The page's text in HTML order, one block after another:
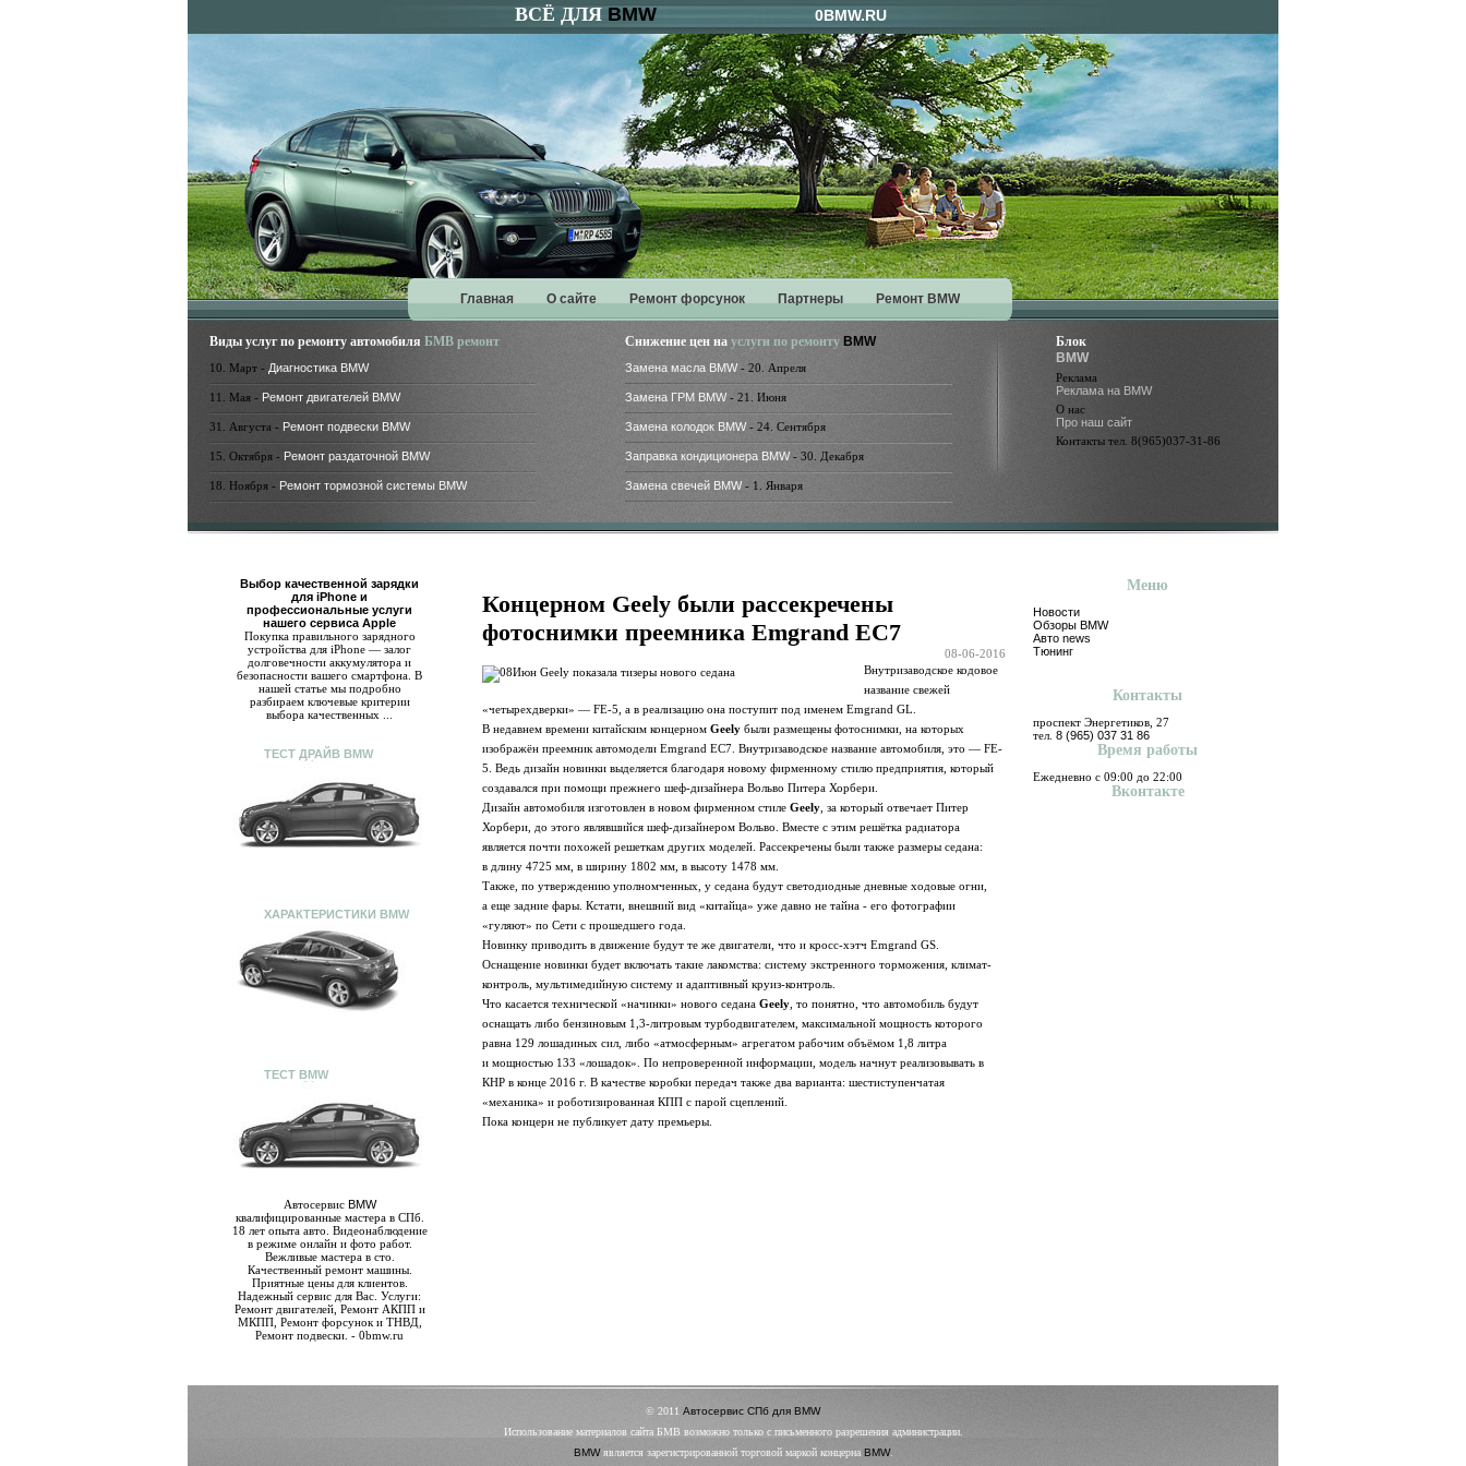
ВСЁ ДЛЯ BMW 0BMW.RU
Главная О сайте Ремонт форсунок Партнеры Ремонт BMW
Виды услуг по ремонту автомобиля БМВ ремонт
10. Март - Диагностика BMW
11. Мая - Ремонт двигателей BMW
31. Августа - Ремонт подвески BMW
15. Октября - Ремонт раздаточной BMW
18. Ноября - Ремонт тормозной системы BMW
Снижение цен на услуги по ремонту BMW
Замена масла BMW- 20. Апреля
Замена ГРМ BMW- 21. Июня
Замена колодок BMW- 24. Сентября
Заправка кондиционера BMW- 30. Декабря
Замена свечей BMW- 1. Января
Блок
BMW
Реклама
Реклама на BMW
О нас
Про наш сайт
Контакты тел. 8(965)037-31-86
Выбор качественной зарядки
для iPhone и
профессиональные услуги
нашего сервиса Apple
Покупка правильного зарядного
устройства для iPhone — залог
долговечности аккумулятора и
безопасности вашего смартфона. В
нашей статье мы подробно
разбираем ключевые критерии
выбора качественных ...
ТЕСТ ДРАЙВ BMW
ХАРАКТЕРИСТИКИ BMW
ТЕСТ BMW
Автосервис BMW
квалифицированные мастера в СПб.
18 лет опыта авто. Видеонаблюдение
в режиме онлайн и фото работ.
Вежливые мастера в сто.
Качественный ремонт машины.
Приятные цены для клиентов.
Надежный сервис для Вас. Услуги:
Ремонт двигателей, Ремонт АКПП и
МКПП, Ремонт форсунок и ТНВД,
Ремонт подвески. - 0bmw.ru
Концерном Geely были рассекречены
фотоснимки преемника Emgrand EC7
08-06-2016
Внутризаводское кодовое
название свежей
«четырехдверки» — FE-5, а в реализацию она поступит под именем Emgrand GL.
В недавнем времени китайским концерном Geely были размещены фотоснимки, на которых
изображён преемник автомодели Emgrand EC7. Внутризаводское название автомобиля, это — FE-
5. Ведь дизайн новинки выделяется благодаря новому фирменному стилю предприятия, который
создавался при помощи прежнего шеф-дизайнера Вольво Питера Хорбери.
Дизайн автомобиля изготовлен в новом фирменном стиле Geely , за который отвечает Питер
Хорбери, до этого являвшийся шеф-дизайнером Вольво. Вместе с этим решётка радиатора
является почти похожей решеткам других моделей. Рассекречены были также размеры седана:
в длину 4725 мм, в ширину 1802 мм, в высоту 1478 мм.
Также, по утверждению уполномченных, у седана будут светодиодные дневные ходовые огни,
а еще задние фары. Кстати, внешний вид «китайца» уже давно не тайна - его фотографии
«гуляют» по Сети с прошедшего года.
Новинку приводить в движение будут те же двигатели, что и кросс-хэтч Emgrand GS.
Оснащение новинки будет включать такие лакомства: систему экстренного торможения, климат-
контроль, мультимедийную систему и адаптивный круиз-контроль.
Что касается технической «начинки» нового седана Geely , то понятно, что автомобиль будут
оснащать либо бензиновым 1,3-литровым турбодвигателем, максимальной мощность которого
равна 129 лошадиных сил, либо «атмосферным» агрегатом рабочим объёмом 1,8 литра
и мощностью 133 «лошадок». По непроверенной информации, модель начнут реализовывать в
КНР в конце 2016 г. В качестве коробки передач также два варианта: шестиступенчатая
«механика» и роботизированная КПП с парой сцеплений.
Пока концерн не публикует дату премьеры.
Меню
Новости
Обзоры BMW
Авто news
Тюнинг
Контакты
проспект Энергетиков, 27
тел. 8 (965) 037 31 86
Время работы
Ежедневно с 09:00 до 22:00
Вконтакте
© 2011 Автосервис СПб для BMW
Использование материалов сайта БМВ возможно только с письменного разрешения администрации.
BMWявляется зарегистрированной торговой маркой концерна BMW.